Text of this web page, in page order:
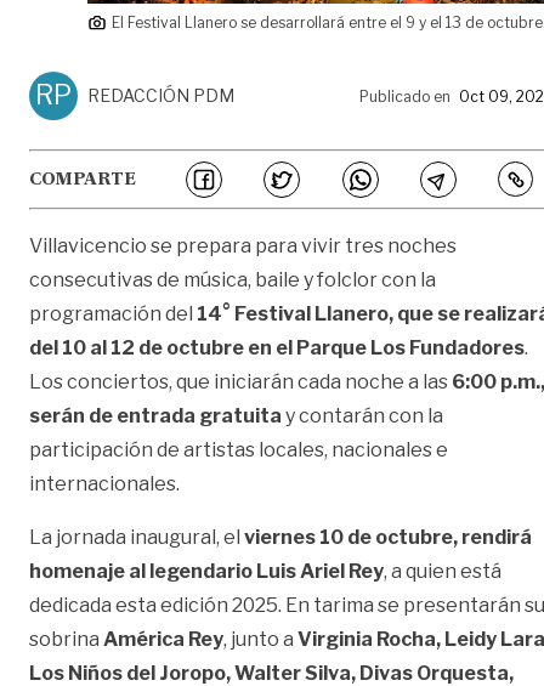
El Festival Llanero se desarrollará entre el 9 y el 13 de
RP REDACCIÓN PDM Publicado en Oct 09,
COMPARTE
Villavicencio se prepara para vivir tres noches
consecutivas de música, baile y folclor con la
programación del 14° Festival Llanero, que se
del 10 al 12 de octubre en el Parque Los Fundadores.
Los conciertos, que iniciarán cada noche a las 6:00 p.m.,
serán de entrada gratuita y contarán con la
participación de artistas locales, nacionales e
internacionales.
La jornada inaugural, el viernes 10 de octubre, rendirá
homenaje al legendario Luis Ariel Rey, a quien está
dedicada esta edición 2025. En tarima se presentarán su
sobrina América Rey, junto a Virginia Rocha, Leidy
Los Niños del Joropo, Walter Silva, Divas Orquesta,